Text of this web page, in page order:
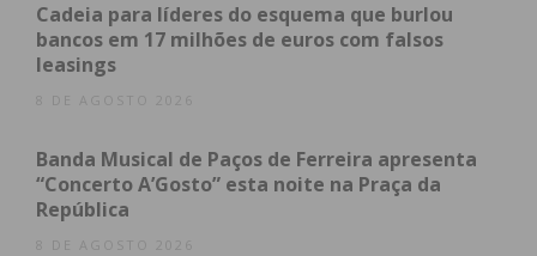
Cadeia para líderes do esquema que burlou
bancos em 17 milhões de euros com falsos
leasings
8 DE AGOSTO 2026
Banda Musical de Paços de Ferreira apresenta
“Concerto A’Gosto” esta noite na Praça da
República
8 DE AGOSTO 2026